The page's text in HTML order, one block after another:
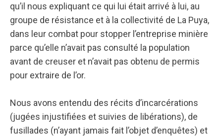
qu’il nous expliquant ce qui lui était arrivé à lui, au
groupe de résistance et à la collectivité de La Puya,
dans leur combat pour stopper l’entreprise minière
parce qu’elle n’avait pas consulté la population
avant de creuser et n’avait pas obtenu de permis
pour extraire de l’or.
Nous avons entendu des récits d’incarcérations
(jugées injustifiées et suivies de libérations), de
fusillades (n’ayant jamais fait l’objet d’enquêtes) et